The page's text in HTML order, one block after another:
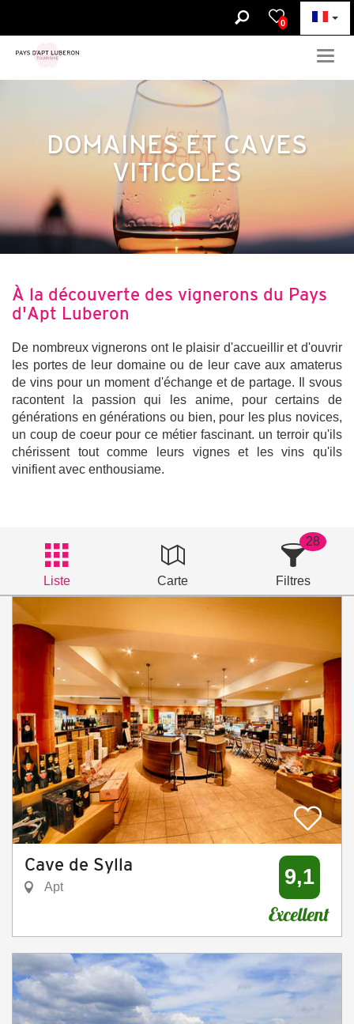
0
DOMAINES ET CAVES
VITICOLES
À la découverte des vignerons du Pays
d'Apt Luberon
De nombreux vignerons ont le plaisir d'accueillir et d'ouvrir
les portes de leur domaine ou de leur cave aux amaterus
de vins pour un moment d'échange et de partage. Il svous
racontent la passion qui les anime, pour certains de
générations en générations ou bien, pour les plus novices,
un coup de coeur pour ce métier fascinant. un terroir qu'ils
chérissent tout comme leurs vignes et les vins qu'ils
vinifient avec enthousiame.
Liste Carte Filtres
28
Cave de Sylla
Apt
9,1
Excellent